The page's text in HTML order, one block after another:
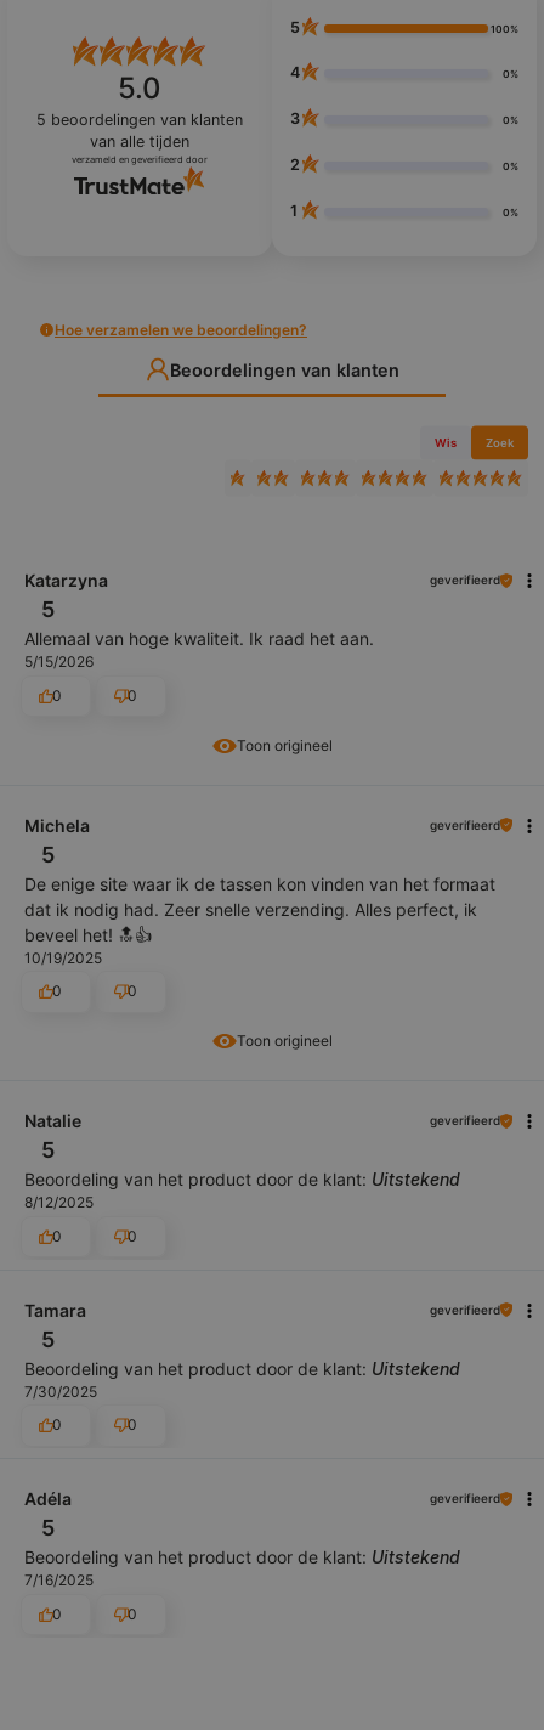
5.0
5 beoordelingen van klanten
van alle tijden
verzameld en geverifieerd door
5 100%
4 0%
3 0%
2 0%
1 0%
Hoe verzamelen we beoordelingen?
Beoordelingen van klanten
Wis Zoek
Toon origineel
Katarzyna geverifieerd
5
Allemaal van hoge kwaliteit. Ik raad het aan.
5/15/2026
0
0
Toon origineel
Michela geverifieerd
5
De enige site waar ik de tassen kon vinden van het formaat
dat ik nodig had. Zeer snelle verzending. Alles perfect, ik
beveel het! 🔝👍
10/19/2025
0
0
Natalie geverifieerd
5
Beoordeling van het product door de klant: Uitstekend
8/12/2025
0
0
Tamara geverifieerd
5
Beoordeling van het product door de klant: Uitstekend
7/30/2025
0
0
Adéla geverifieerd
5
Beoordeling van het product door de klant: Uitstekend
7/16/2025
0
0